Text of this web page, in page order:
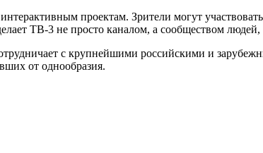
проектам. Зрители могут
ТВ-3 не просто каналом, а сообществом
с крупнейшими российскими и
от однообразия.